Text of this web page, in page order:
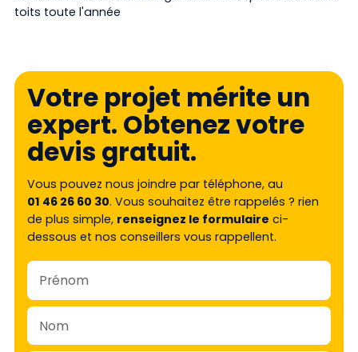
toits toute l'année
Votre projet mérite un
expert. Obtenez votre
devis gratuit.
Vous pouvez nous joindre par téléphone, au
01 46 26 60 30. Vous souhaitez être rappelés ? rien
de plus simple, renseignez le formulaire ci-
dessous et nos conseillers vous rappellent.